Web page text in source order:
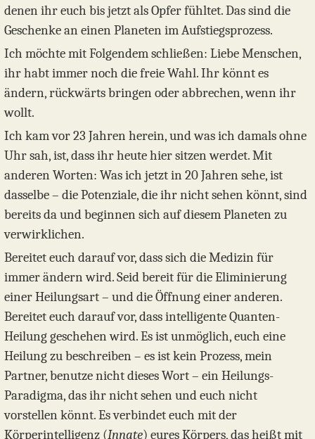
denen ihr euch bis jetzt als Opfer fühltet. Das sind die
Geschenke an einen Planeten im Aufstiegsprozess.
Ich möchte mit Folgendem schließen: Liebe Menschen,
ihr habt immer noch die freie Wahl. Ihr könnt es
ändern, rückwärts bringen oder abbrechen, wenn ihr
wollt.
Ich kam vor 23 Jahren herein, und was ich damals ohne
Uhr sah, ist, dass ihr heute hier sitzen werdet. Mit
anderen Worten: Was ich jetzt in 20 Jahren sehe, ist
dasselbe – die Potenziale, die ihr nicht sehen könnt, sind
bereits da und beginnen sich auf diesem Planeten zu
verwirklichen.
Bereitet euch darauf vor, dass sich die Medizin für
immer ändern wird. Seid bereit für die Eliminierung
einer Heilungsart – und die Öffnung einer anderen.
Bereitet euch darauf vor, dass intelligente Quanten-
Heilung geschehen wird. Es ist unmöglich, euch eine
Heilung zu beschreiben – es ist kein Prozess, mein
Partner, benutze nicht dieses Wort – ein Heilungs-
Paradigma, das ihr nicht sehen und euch nicht
vorstellen könnt. Es verbindet euch mit der
Körperintelligenz (Innate) eures Körpers, das heißt mit